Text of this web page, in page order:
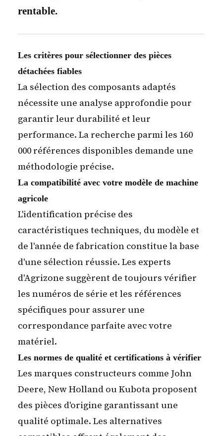
rentable.
Les critères pour sélectionner des pièces
détachées fiables
La sélection des composants adaptés
nécessite une analyse approfondie pour
garantir leur durabilité et leur
performance. La recherche parmi les 160
000 références disponibles demande une
méthodologie précise.
La compatibilité avec votre modèle de machine
agricole
L'identification précise des
caractéristiques techniques, du modèle et
de l'année de fabrication constitue la base
d'une sélection réussie. Les experts
d'Agrizone suggèrent de toujours vérifier
les numéros de série et les références
spécifiques pour assurer une
correspondance parfaite avec votre
matériel.
Les normes de qualité et certifications à vérifier
Les marques constructeurs comme John
Deere, New Holland ou Kubota proposent
des pièces d'origine garantissant une
qualité optimale. Les alternatives